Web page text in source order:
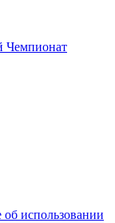
Чемпионат
использовании